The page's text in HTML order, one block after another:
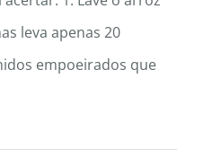
leva apenas 20
empoeirados que